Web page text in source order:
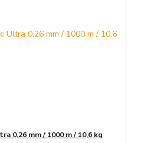
0,26 mm / 1000 m / 10,6 kg